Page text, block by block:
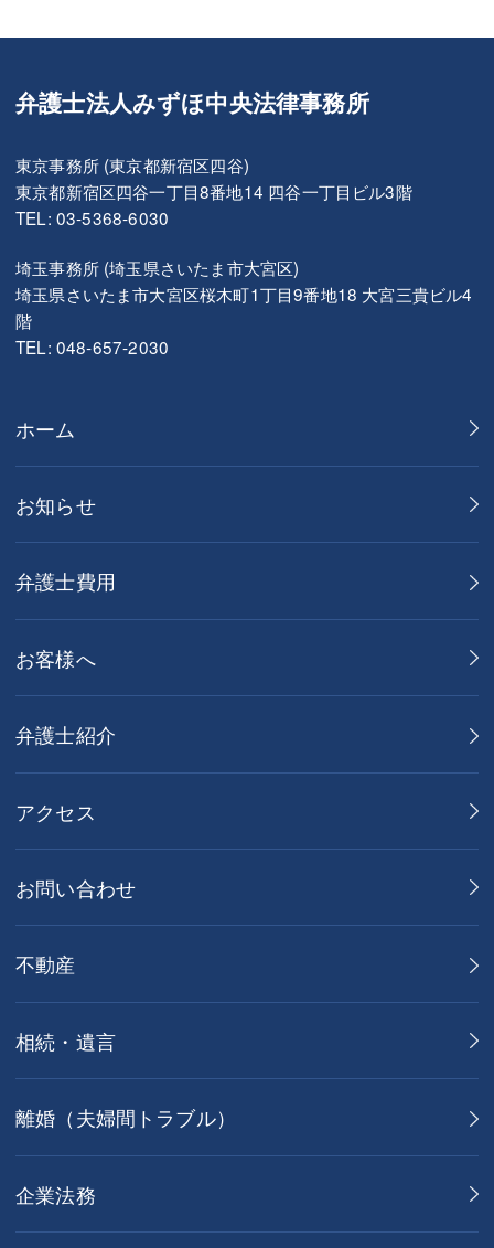
弁護士法人みずほ中央法律事務所
東京事務所 (東京都新宿区四谷)
東京都新宿区四谷一丁目8番地14 四谷一丁目ビル3階
TEL: 03-5368-6030
埼玉事務所 (埼玉県さいたま市大宮区)
埼玉県さいたま市大宮区桜木町1丁目9番地18 大宮三貴ビル4
階
TEL: 048-657-2030
ホーム
お知らせ
弁護士費用
お客様へ
弁護士紹介
アクセス
お問い合わせ
不動産
相続・遺言
離婚（夫婦間トラブル）
企業法務